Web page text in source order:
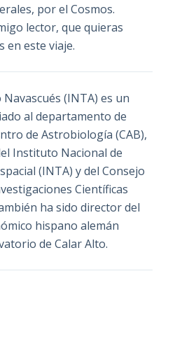
por el Cosmos.
lector, que quieras
en este viaje.
(INTA) es un
al departamento de
de Astrobiología (CAB),
Instituto Nacional de
(INTA) y del Consejo
Científicas
ha sido director del
hispano alemán
de Calar Alto.